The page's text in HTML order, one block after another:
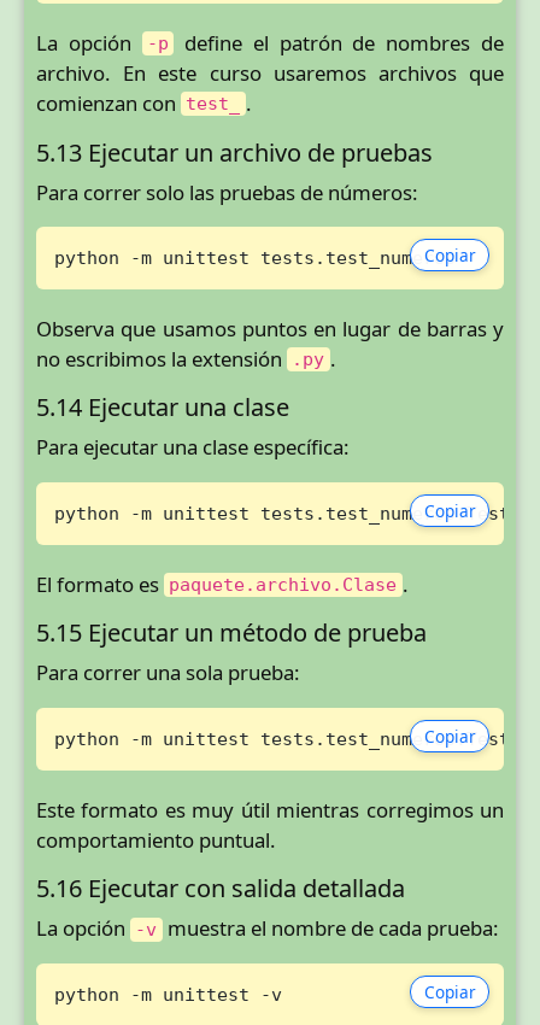
La opción -p
define el patrón de nombres de
archivo. En este curso usaremos archivos que
comienzan con test_ .
5.13 Ejecutar un archivo de pruebas
Para correr solo las pruebas de números:
Copiar
python -m unittest tests.test_numeros
Observa que usamos puntos en lugar de barras y
no escribimos la extensión
.py .
5.14 Ejecutar una clase
Para ejecutar una clase específica:
Copiar
python -m unittest
El formato es paquete.archivo.Clase .
5.15 Ejecutar un método de prueba
Para correr una sola prueba:
Copiar
python -m unittest
Este formato es muy útil mientras corregimos un
comportamiento puntual.
5.16 Ejecutar con salida detallada
La opción -v muestra el nombre de cada prueba:
Copiar
python -m unittest -v